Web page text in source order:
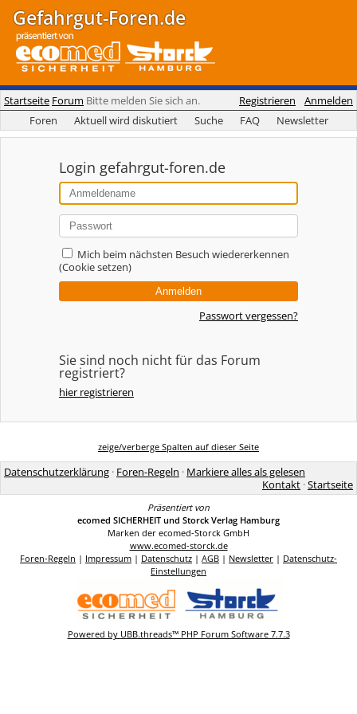
Gefahrgut-Foren.de
Registrieren Anmelden
Startseite Forum Bitte melden Sie sich an.
Foren
Aktuell wird diskutiert Suche FAQ Newsletter
Login gefahrgut-foren.de
Mich beim nächsten Besuch wiedererkennen
(Cookie setzen)
Passwort vergessen?
Sie sind noch nicht für das Forum
registriert?
hier registrieren
zeige/verberge Spalten auf dieser Seite
Datenschutzerklärung · Foren-Regeln · Markiere alles als gelesen
Kontakt ·Startseite
Präsentiert von
ecomed SICHERHEIT und Storck Verlag Hamburg
Marken der ecomed-Storck GmbH
www.ecomed-storck.de
Foren-Regeln | Impressum | Datenschutz | AGB | Newsletter | Datenschutz-
Einstellungen
Powered by UBB.threads™ PHP Forum Software 7.7.3